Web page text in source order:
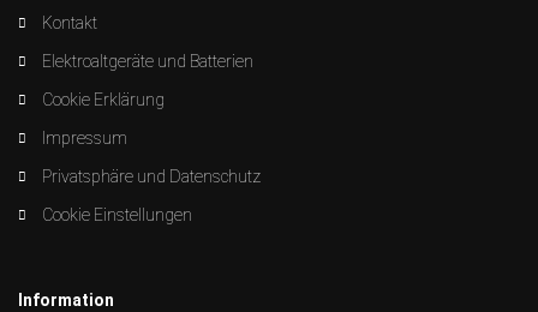
Kontakt
Elektroaltgeräte und Batterien
Cookie Erklärung
Impressum
Privatsphäre und Datenschutz
Cookie Einstellungen
Information